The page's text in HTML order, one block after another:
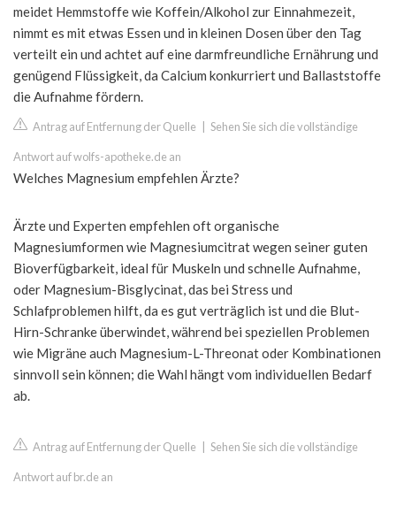
meidet Hemmstoffe wie Koffein/Alkohol zur Einnahmezeit,
nimmt es mit etwas Essen und in kleinen Dosen über den Tag
verteilt ein und achtet auf eine darmfreundliche Ernährung und
genügend Flüssigkeit, da Calcium konkurriert und Ballaststoffe
die Aufnahme fördern.
Antrag auf Entfernung der Quelle Sehen Sie sich die vollständige
Antwort auf wolfs-apotheke.de an
Welches Magnesium empfehlen Ärzte?
Ärzte und Experten empfehlen oft organische
Magnesiumformen wie Magnesiumcitrat wegen seiner guten
Bioverfügbarkeit, ideal für Muskeln und schnelle Aufnahme,
oder Magnesium-Bisglycinat, das bei Stress und
Schlafproblemen hilft, da es gut verträglich ist und die Blut-
Hirn-Schranke überwindet, während bei speziellen Problemen
wie Migräne auch Magnesium-L-Threonat oder Kombinationen
sinnvoll sein können; die Wahl hängt vom individuellen Bedarf
ab.
Antrag auf Entfernung der Quelle Sehen Sie sich die vollständige
Antwort auf br.de an